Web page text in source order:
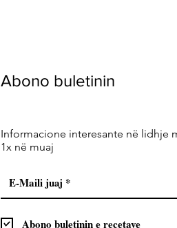
Abono buletinin
Informacione interesante në lidhje
1x në muaj
Abono buletinin e recetave